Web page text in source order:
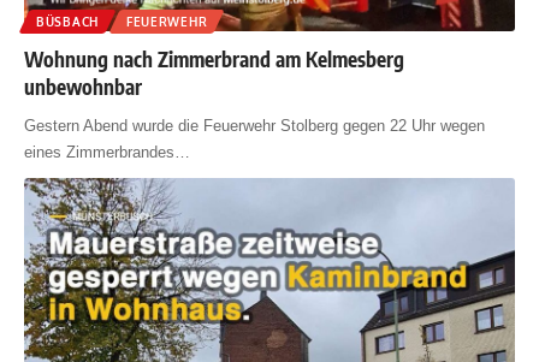
BÜSBACH FEUERWEHR
Wohnung nach Zimmerbrand am Kelmesberg
unbewohnbar
Gestern Abend wurde die Feuerwehr Stolberg gegen 22 Uhr wegen
eines Zimmerbrandes